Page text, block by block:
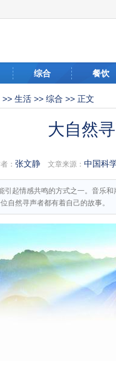
综合 餐饮
>> 生活 >> 综合 >> 正文
大自然
： 张文静文章来源： 中国科
引起情感共鸣的方式之一。音乐
自然寻声者都有着自己的故事。